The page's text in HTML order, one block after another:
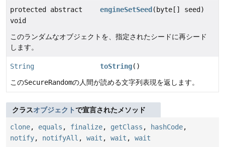
protected abstract
void
engineSetSeed (byte[] seed)
このランダムなオブジェクトを、指定されたシードに再シード
します。
String toString()
このSecureRandomの人間が読める文字列表現を返します。
クラスオブジェクトで宣言されたメソッド
clone, equals , finalize, getClass , hashCode,
notify, notifyAll , wait , wait , wait